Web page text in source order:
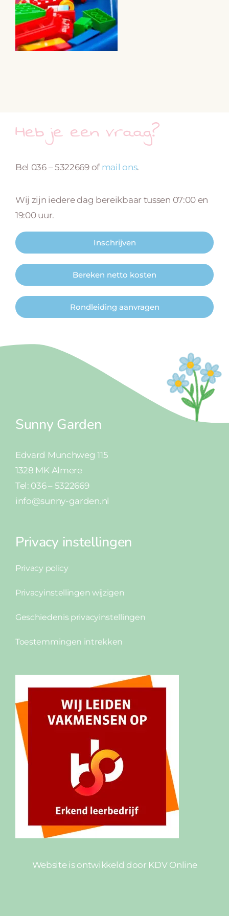
Heb je een vraag?
Bel 036 – 5322669 of mail ons.
Wij zijn iedere dag bereikbaar tussen 07:00 en
19:00 uur.
Inschrijven
Bereken netto kosten
Rondleiding aanvragen
Sunny Garden
Edvard Munchweg 115
1328 MK Almere
Tel: 036 – 5322669
info@sunny-garden.nl
Privacy instellingen
Privacy policy
Privacyinstellingen wijzigen
Geschiedenis privacyinstellingen
Toestemmingen intrekken
Website is ontwikkeld door KDV Online